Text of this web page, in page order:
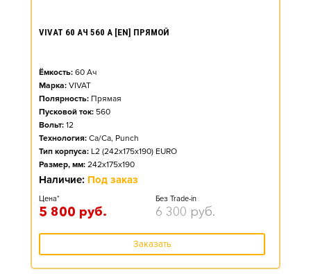
VIVAT 60 АЧ 560 А [EN] ПРЯМОЙ
Ёмкость: 60 Ач
Марка: VIVAT
Полярность: Прямая
Пусковой ток: 560
Вольт: 12
Технология: Ca/Ca, Punch
Тип корпуса: L2 (242x175x190) EURO
Размер, мм: 242x175x190
Наличие: Под заказ
Цена*
5 800 руб.
Без Trade-in
6 300 руб.
Заказать